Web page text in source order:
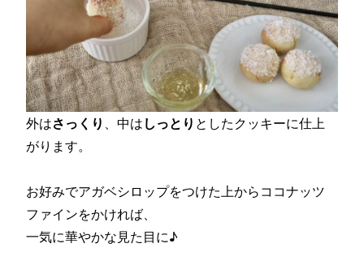
外はさっくり 、中は しっとり としたクッキーに仕上
がります。
お好みでアガベシロップをつけた上からココナッツ
ファインをかければ、
一気に華やかな見た目に♪